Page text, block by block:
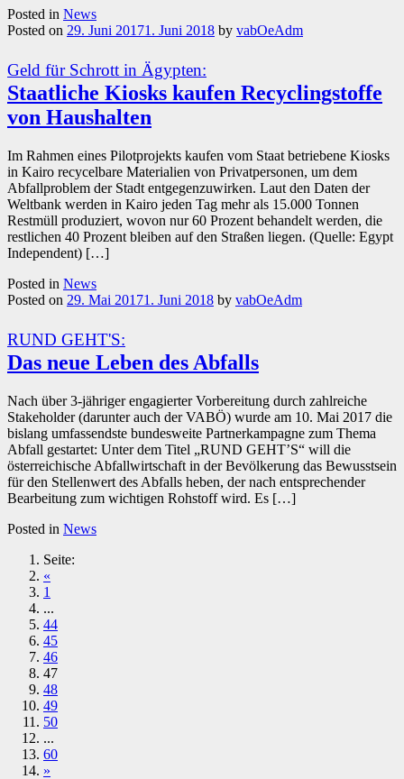
Posted in News
Posted on 29. Juni 20171. Juni 2018 by vabOeAdm
Geld für Schrott in Ägypten:
Staatliche Kiosks kaufen Recyclingstoffe
von Haushalten
Im Rahmen eines Pilotprojekts kaufen vom Staat betriebene Kiosks
in Kairo recycelbare Materialien von Privatpersonen, um dem
Abfallproblem der Stadt entgegenzuwirken. Laut den Daten der
Weltbank werden in Kairo jeden Tag mehr als 15.000 Tonnen
Restmüll produziert, wovon nur 60 Prozent behandelt werden, die
restlichen 40 Prozent bleiben auf den Straßen liegen. (Quelle: Egypt
Independent) […]
Posted in News
Posted on 29. Mai 20171. Juni 2018 by vabOeAdm
RUND GEHT'S:
Das neue Leben des Abfalls
Nach über 3-jähriger engagierter Vorbereitung durch zahlreiche
Stakeholder (darunter auch der VABÖ) wurde am 10. Mai 2017 die
bislang umfassendste bundesweite Partnerkampagne zum Thema
Abfall gestartet: Unter dem Titel „RUND GEHT’S“ will die
österreichische Abfallwirtschaft in der Bevölkerung das Bewusstsein
für den Stellenwert des Abfalls heben, der nach entsprechender
Bearbeitung zum wichtigen Rohstoff wird. Es […]
Posted in News
Seite:
«
1
...
44
45
46
47
48
49
50
...
60
»